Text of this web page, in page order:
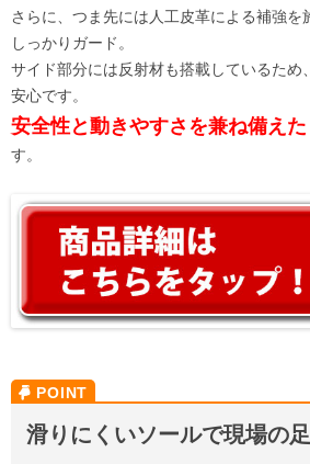
さらに、つま先には人工皮革による補強を
しっかりガード。
サイド部分には反射材も搭載しているため
安心です。
安全性と動きやすさを兼ね備え
す。
滑りにくいソールで現場の